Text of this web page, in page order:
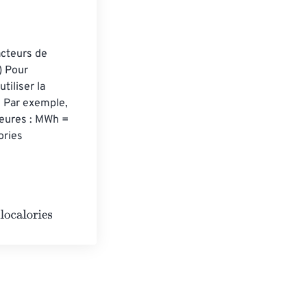
de
Pour
la
exemple,
: MWh =